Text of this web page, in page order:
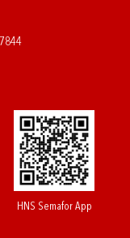
HNS Semafor App